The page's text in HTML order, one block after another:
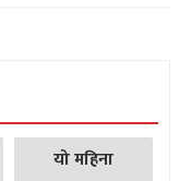
यो महिना